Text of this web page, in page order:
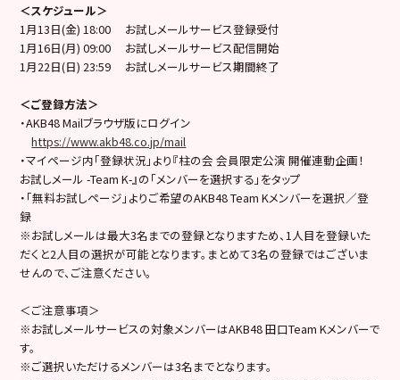
＜スケジュール＞
1月13日(金) 18:00 お試しメールサービス登録受付
1月16日(月) 09:00 お試しメールサービス配信開始
1月22日(日) 23:59 お試しメールサービス期間終了
＜ご登録方法＞
・AKB48 Mailブラウザ版にログイン
https://www.akb48.co.jp/mail
・マイページ内「登録状況」より『柱の会 会員限定公演 開催連動企画！
お試しメール -Team K-』の「メンバーを選択する」をタップ
・「無料お試しページ」よりご希望のAKB48 Team Kメンバーを選択／登
録
※お試しメールは最大3名までの登録となりますため、1人目を登録いた
だくと2人目の選択が可能となります。まとめて3名の登録ではございま
せんので、ご注意ください。
＜ご注意事項＞
※お試しメールサービスの対象メンバーはAKB48 田口Team Kメンバーで
す。
※ご選択いただけるメンバーは3名までとなります。